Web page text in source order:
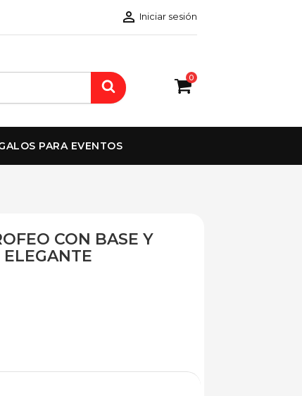
 Iniciar sesión
0
PARA EVENTOS
CON BASE Y